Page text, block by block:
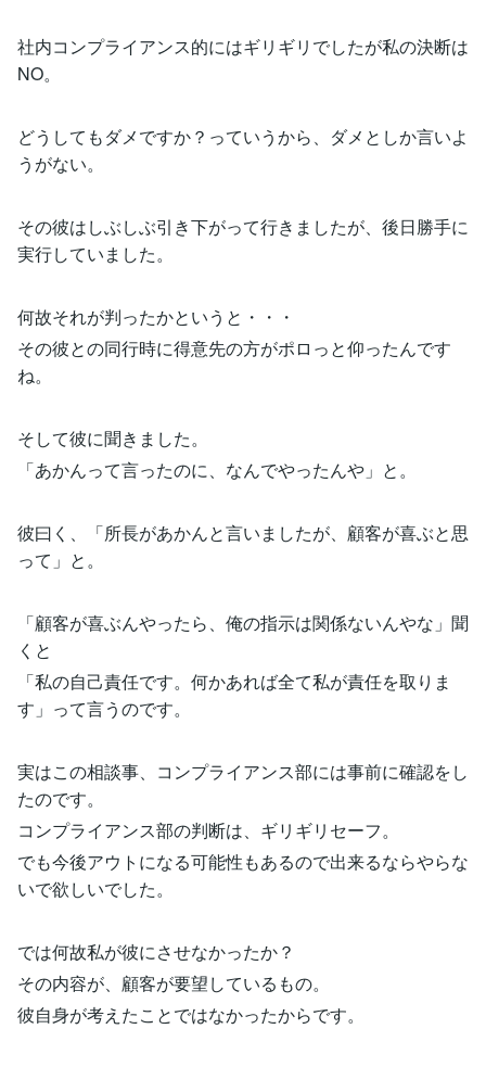
社内コンプライアンス的にはギリギリでしたが私の決断は
NO。
どうしてもダメですか？っていうから、ダメとしか言いよ
うがない。
その彼はしぶしぶ引き下がって行きましたが、後日勝手に
実行していました。
何故それが判ったかというと・・・
その彼との同行時に得意先の方がポロっと仰ったんです
ね。
そして彼に聞きました。
「あかんって言ったのに、なんでやったんや」と。
彼曰く、「所長があかんと言いましたが、顧客が喜ぶと思
って」と。
「顧客が喜ぶんやったら、俺の指示は関係ないんやな」聞
くと
「私の自己責任です。何かあれば全て私が責任を取りま
す」って言うのです。
実はこの相談事、コンプライアンス部には事前に確認をし
たのです。
コンプライアンス部の判断は、ギリギリセーフ。
でも今後アウトになる可能性もあるので出来るならやらな
いで欲しいでした。
では何故私が彼にさせなかったか？
その内容が、顧客が要望しているもの。
彼自身が考えたことではなかったからです。